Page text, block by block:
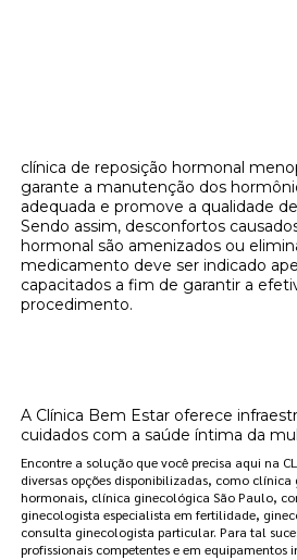
clínica de reposição hormonal
garante a manutenção dos
adequada e promove a qualidade
Sendo assim, desconfortos
hormonal são amenizados ou
medicamento deve ser indicado
capacitados a fim de garantir a
procedimento.
A Clínica Bem Estar oferece
cuidados com a saúde íntima da
Encontre a solução que você precisa aqui na
diversas opções disponibilizadas, como
hormonais, clínica ginecológica São Paulo,
ginecologista especialista em fertilidade,
consulta ginecologista particular. Para tal
profissionais competentes e em equipamentos